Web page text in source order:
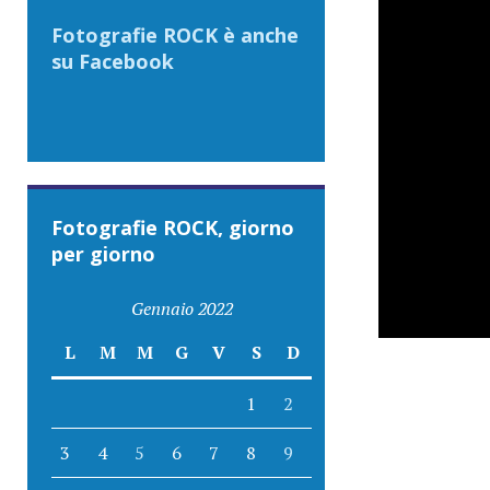
Fotografie ROCK è anche
su Facebook
Fotografie ROCK, giorno
per giorno
Gennaio 2022
L
M M G V S D
1 2
3 4 5 6 7 8 9